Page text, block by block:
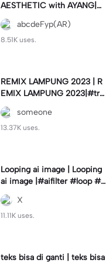
AESTHETIC with AYANG|#f
yp#template#aestethic#vi
ral#barengpasangan🥰
abcdeFyp(AR)
8.51K uses.
REMIX LAMPUNG 2023 | R
EMIX LAMPUNG 2023|#tre
nd#fyp#remixlampung#la
mpungpride#viral⚡️|
someone
13.37K uses.
Looping ai image | Looping
ai image |#aifilter #loop #a
iimages #IniBaruAi #fyp
X
11.11K uses.
teks bisa di ganti | teks bisa